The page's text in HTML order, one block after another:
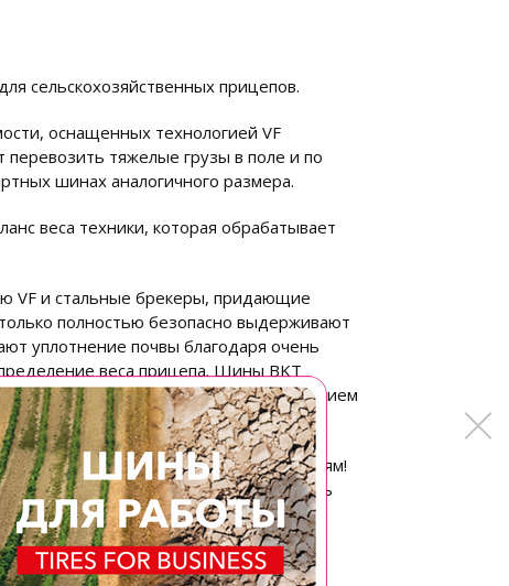
сельскохозяйственных прицепов.
оснащенных технологией VF
перевозить тяжелые грузы в поле и по
шинах аналогичного размера.
веса техники, которая обрабатывает
VF и стальные брекеры, придающие
полностью безопасно выдерживают
уплотнение почвы благодаря очень
веса прицепа. Шины BKT
и низким сопротивлением
благодаря своим новым возможностям!
которые могут подвергнуть